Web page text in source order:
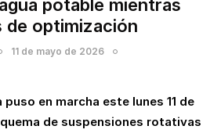
potable mientras
de optimización
11 de mayo de 2026
en marcha este lunes 11 de
de suspensiones rotativas